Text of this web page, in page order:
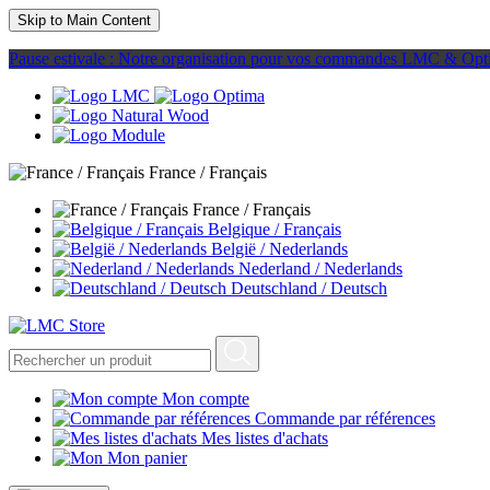
Skip to Main Content
Pause estivale : Notre organisation pour vos commandes LMC &
France / Français
France / Français
Belgique / Français
België / Nederlands
Nederland / Nederlands
Deutschland / Deutsch
Mon compte
Commande par références
Mes listes d'achats
Mon panier